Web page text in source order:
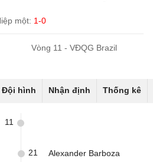
một: 1-0
Vòng 11 - VĐQG Brazil
Đội hình Nhận định Thống kê
11
Alexander Barboza
21